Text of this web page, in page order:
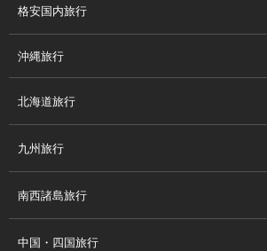
格安国内旅行
沖縄旅行
北海道旅行
九州旅行
南西諸島旅行
中国・四国旅行